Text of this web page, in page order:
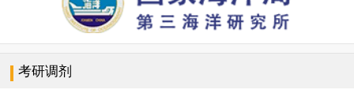
考研调剂